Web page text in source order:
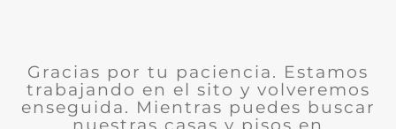
Gracias por tu paciencia. Estamos
trabajando en el sito y volveremos
enseguida. Mientras puedes buscar